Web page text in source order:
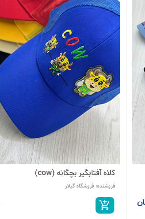
کلاه آفتابگیر بچگانه (cow)
فروشنده: فروشگاه گیلار
add_shopping_cart